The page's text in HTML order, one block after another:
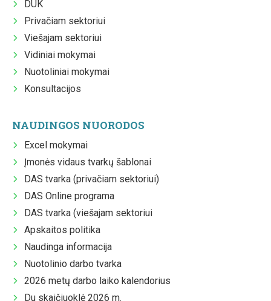
DUK
Privačiam sektoriui
Viešajam sektoriui
Vidiniai mokymai
Nuotoliniai mokymai
Konsultacijos
NAUDINGOS NUORODOS
Excel mokymai
Įmonės vidaus tvarkų šablonai
DAS tvarka (privačiam sektoriui)
DAS Online programa
DAS tvarka (viešajam sektoriui
Apskaitos politika
Naudinga informacija
Nuotolinio darbo tvarka
2026 metų darbo laiko kalendorius
Du skaičiuoklė 2026 m.